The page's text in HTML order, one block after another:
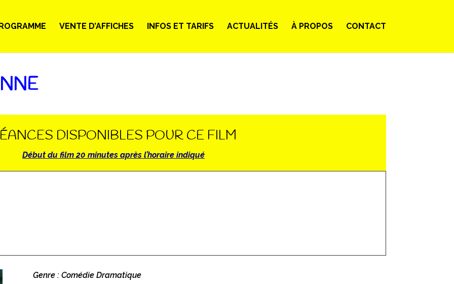
VENTE D’AFFICHES INFOS ET TARIFS ACTUALITÉS À PROPOS CONTACT
DISPONIBLES POUR CE FILM
Début du film 20 minutes après l’horaire indiqué
Genre : Comédie Dramatique